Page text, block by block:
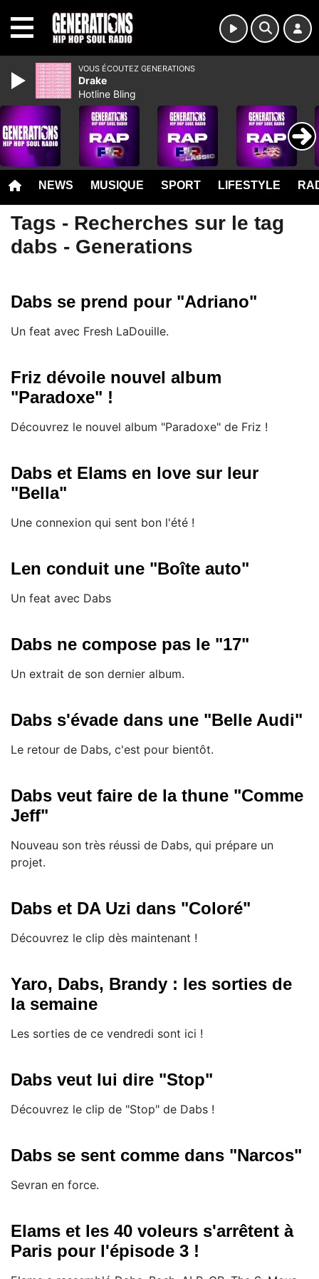
NEWS MUSIQUE SPORT LIFESTYLE
Tags - Recherches sur le tag
dabs - Generations
Dabs se prend pour "Adriano"
Un feat avec Fresh LaDouille.
Friz dévoile nouvel album
"Paradoxe" !
Découvrez le nouvel album "Paradoxe" de Friz !
Dabs et Elams en love sur leur
"Bella"
Une connexion qui sent bon l'été !
Len conduit une "Boîte auto"
Un feat avec Dabs
Dabs ne compose pas le "17"
Un extrait de son dernier album.
Dabs s'évade dans une "Belle Audi"
Le retour de Dabs, c'est pour bientôt.
Dabs veut faire de la thune "Comme
Jeff"
Nouveau son très réussi de Dabs, qui prépare un
projet.
Dabs et DA Uzi dans "Coloré"
Découvrez le clip dès maintenant !
Yaro, Dabs, Brandy : les sorties de
la semaine
Les sorties de ce vendredi sont ici !
Dabs veut lui dire "Stop"
Découvrez le clip de "Stop" de Dabs !
Dabs se sent comme dans "Narcos"
Sevran en force.
Elams et les 40 voleurs s'arrêtent à
Paris pour l'épisode 3 !
VOUS ÉCOUTEZ GENERATIONS
Drake
Hotline Bling